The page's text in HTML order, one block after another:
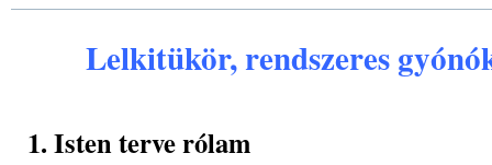
Lelkitükör, rendszeres
1. Isten terve rólam